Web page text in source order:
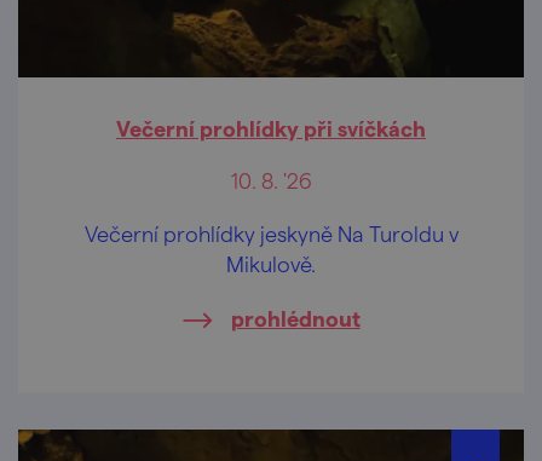
Večerní prohlídky při svíčkách
10. 8. '26
Večerní prohlídky jeskyně Na Turoldu v
Mikulově.
prohlédnout